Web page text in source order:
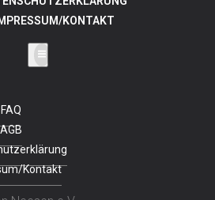
KONTAKT
FAQ
AGB
Kontakt